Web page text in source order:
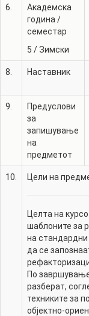
6.
Академска
година /
семестар
5 /Зимски
8. Наставник
9.
Предуслови
за
запишување
на
предметот
10. Цели на
Целта на
шаблоните за
на
да се
По
разберат,
техниките за
објектно-